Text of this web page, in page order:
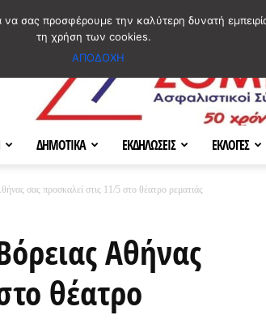
ΔΗΜΟΤΙΚΑ ΕΚΔΗΛΩΣΕΙΣ ΕΚΛΟΓΕΣ
σας προσκαλεί στις 11/5 στο θέατρο ρεματιάς
Αθήνας
θέατρο
σας προσφέρουμε την καλύτερη δυνατή
τη χρήση των cookies.
ΑΠΟΔΟΧΗ